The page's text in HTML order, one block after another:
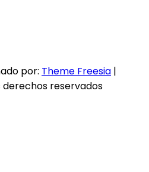
por: Theme Freesia |
derechos reservados